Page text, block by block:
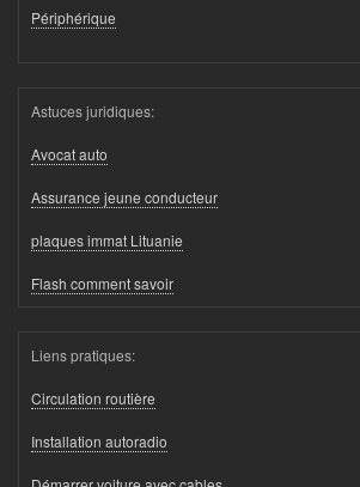
Périphérique
Astuces juridiques:
Avocat auto
Assurance jeune conducteur
plaques immat Lituanie
Flash comment savoir
Liens pratiques:
Circulation routière
Installation autoradio